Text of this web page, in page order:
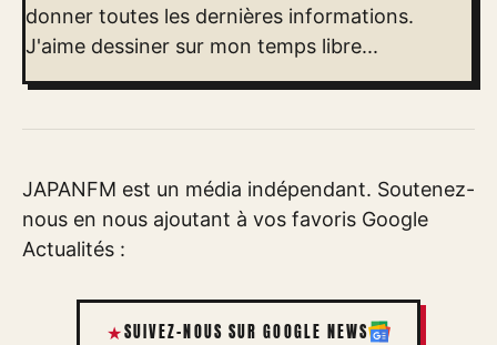
donner toutes les dernières informations.
J'aime dessiner sur mon temps libre...
JAPANFM est un média indépendant. Soutenez-
nous en nous ajoutant à vos favoris Google
Actualités :
SUIVEZ-NOUS SUR GOOGLE NEWS